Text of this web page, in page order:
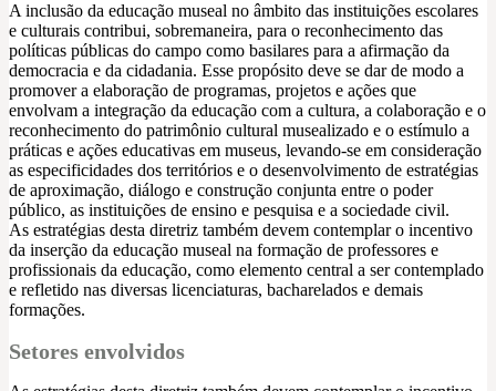
A inclusão da educação museal no âmbito das instituições escolares
e culturais contribui, sobremaneira, para o reconhecimento das
políticas públicas do campo como basilares para a afirmação da
democracia e da cidadania. Esse propósito deve se dar de modo a
promover a elaboração de programas, projetos e ações que
envolvam a integração da educação com a cultura, a colaboração e o
reconhecimento do patrimônio cultural musealizado e o estímulo a
práticas e ações educativas em museus, levando-se em consideração
as especificidades dos territórios e o desenvolvimento de estratégias
de aproximação, diálogo e construção conjunta entre o poder
público, as instituições de ensino e pesquisa e a sociedade civil.
As estratégias desta diretriz também devem contemplar o incentivo
da inserção da educação museal na formação de professores e
profissionais da educação, como elemento central a ser contemplado
e refletido nas diversas licenciaturas, bacharelados e demais
formações.
Setores envolvidos